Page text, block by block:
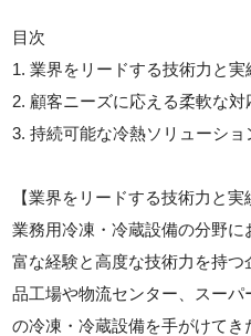
目次
1. 業界をリードする技術力と実
2. 顧客ニーズに応える柔軟な対
3. 持続可能な冷熱ソリューショ
【業界をリードする技術力と実
業務用冷凍・冷蔵設備の分野
富な経験と高度な技術力を持
品工場や物流センター、スー
の冷凍・冷蔵設備を手がけて